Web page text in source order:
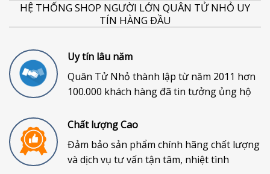
HỆ THỐNG SHOP NGƯỜI LỚN QUÂN TỬ NHỎ UY
TÍN HÀNG ĐẦU
Uy tín lâu năm
Quân Tử Nhỏ thành lập từ năm 2011 hơn
100.000 khách hàng đã tin tưởng ủng hộ
Chất lượng Cao
Đảm bảo sản phẩm chính hãng chất lượng
và dịch vụ tư vấn tận tâm, nhiệt tình